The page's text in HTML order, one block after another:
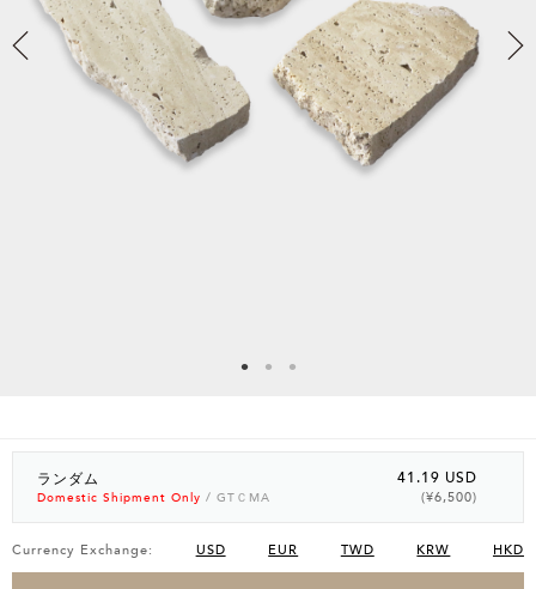
ランダム
Domestic Shipment Only / GTＣMA
41.19 USD
(¥6,500)
Currency Exchange: USD EUR TWD KRW HKD